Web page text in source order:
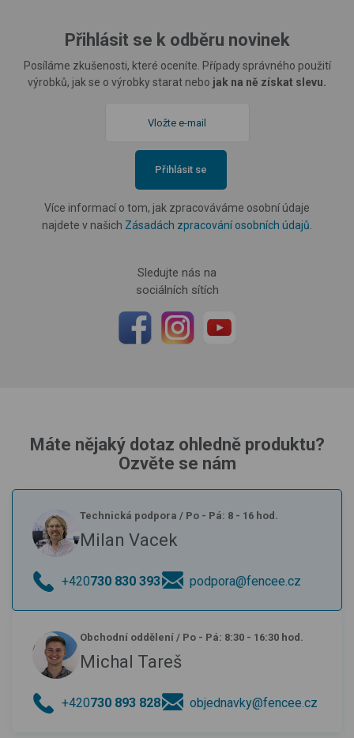
Přihlásit se k odběru novinek
Posíláme zkušenosti, které oceníte. Případy správného použití
výrobků, jak se o výrobky starat nebo jak na ně získat slevu.
Přihlásit se
Více informací o tom, jak zpracováváme osobní údaje
najdete v našich Zásadách zpracování osobních údajů
Sledujte nás na
sociálních sítích
Máte nějaký dotaz ohledně produktu?
Ozvěte se nám
Technická podpora / Po - Pá: 8 - 16 hod.
Milan Vacek
+420730 830 393 podpora@fencee.cz
Obchodní oddělení / Po - Pá: 8:30 - 16:30 hod.
Michal Tareš
+420730 893 828 objednavky@fencee.cz